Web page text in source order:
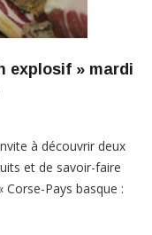
explosif » mardi
à découvrir deux
et de savoir-faire
Pays basque :